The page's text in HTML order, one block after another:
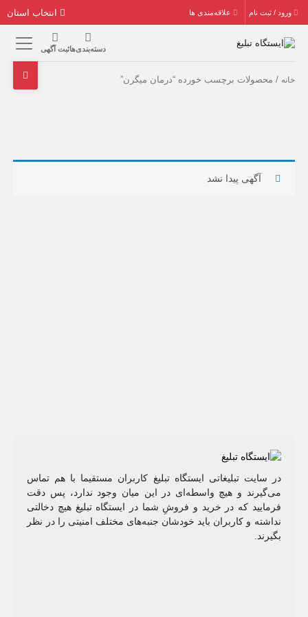
ورود / ثبت نام علاقه‌مندی ها
دسته‌بندی‌هاثبت آگهی
خانه / محصولات برچسب خورده “درمان میگرن”
آگهی پیدا نشد
در سایت تبلیغاتی ایستگاه تبلیغ کاربران مستقیما با هم تماس
می‌گیرند و هیچ واسطه‌ای در این میان وجود ندارد، پس دقت
فرمایید که در خرید و فروشِ شما در ایستگاه تبلیغ هیچ دخالتی
نداشته و کاربران باید خودشان جنبه‌های مختلف امنیتی را در نظر
بگیرند.